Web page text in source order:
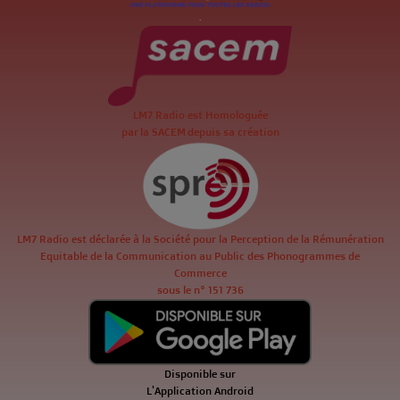
.
LM7 Radio est Homologuée
par la SACEM depuis sa création
LM7 Radio est déclarée à la Société pour la Perception de la Rémunération
Equitable de la Communication au Public des Phonogrammes de
Commerce
sous le n° 151 736
Disponible sur
L'Application Android